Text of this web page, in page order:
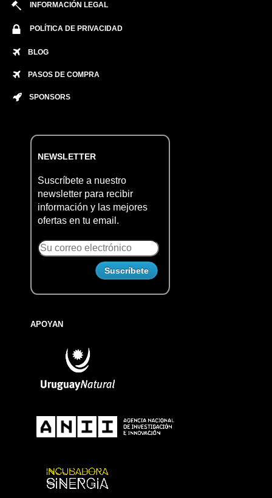
INFORMACIÓN LEGAL
POLÍTICA DE PRIVACIDAD
BLOG
PASOS DE COMPRA
SPONSORS
NEWSLETTER
Suscríbete a nuestro
newsletter para recibir
información y las mejores
ofertas en tu email.
APOYAN